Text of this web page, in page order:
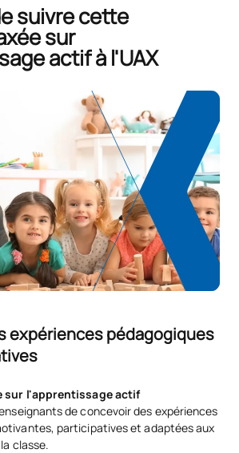
suivre cette
sur
actif à l'UAX
expériences pédagogiques
sur l'apprentissage actif
de concevoir des expériences
participatives et adaptées aux
classe.